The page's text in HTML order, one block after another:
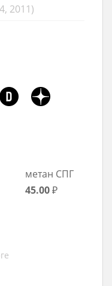
2011)
метан СПГ
45.00₽